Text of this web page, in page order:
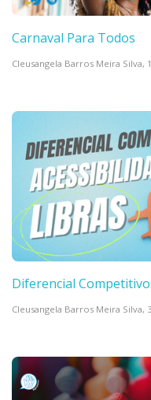
Carnaval Para Todos
Cleusangela Barros Meira Silva,
Diferencial
Cleusangela Barros Meira Silva,